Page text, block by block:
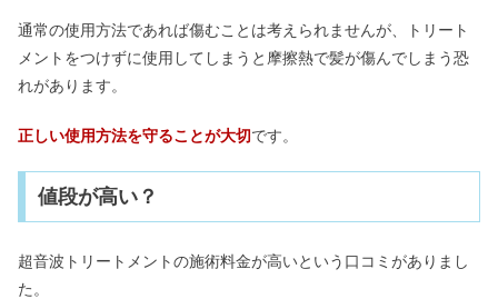
通常の使用方法であれば傷むことは考えられませんが、トリート
メントをつけずに使用してしまうと摩擦熱で髪が傷んでしまう恐
れがあります。
正しい使用方法を守ることが大切です。
値段が高い？
超音波トリートメントの施術料金が高いという口コミがありまし
た。